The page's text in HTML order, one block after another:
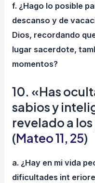
f. ¿Hago lo posible
descanso y de
Dios, recordando
lugar sacerdote,
momentos?
10. «Has
sabios y
revelado a
(Mateo 11, 25)
a. ¿Hay en mi vida
dificultades int